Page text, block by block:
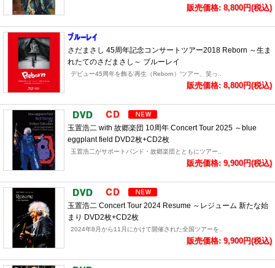
販売価格: 8,800円(税込)
さだまさし 45周年記念コンサートツアー2018 Reborn ～生ま
れたてのさだまさし～ ブルーレイ
デビュー45周年を飾る'再生（Reborn）'ツアー、笑っ..
販売価格: 8,800円(税込)
玉置浩二 with 故郷楽団 10周年 Concert Tour 2025 ～blue
eggplant field DVD2枚+CD2枚
玉置浩二がサポートバンド・故郷楽団とともにツアー..
販売価格: 9,900円(税込)
玉置浩二 Concert Tour 2024 Resume ～レジューム 新たな始
まり DVD2枚+CD2枚
2024年8月から11月にかけて開催された全国ツアーを..
販売価格: 9,900円(税込)